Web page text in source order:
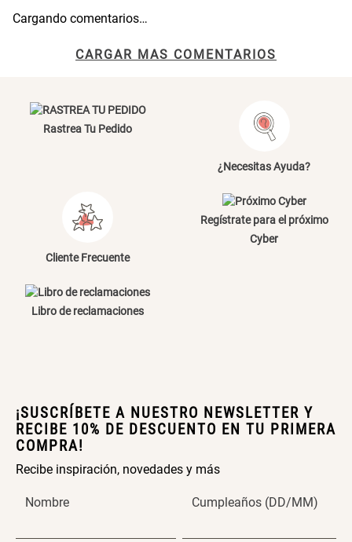
Cargando comentarios…
CARGAR MAS COMENTARIOS
Rastrea Tu Pedido
¿Necesitas Ayuda?
Cliente Frecuente
Regístrate para el próximo
Cyber
Libro de reclamaciones
¡SUSCRÍBETE A NUESTRO NEWSLETTER Y
RECIBE 10% DE DESCUENTO EN TU PRIMERA
COMPRA!
Recibe inspiración, novedades y más
Nombre Cumpleaños (DD/MM)
Papelero de Plástico Color 8 Lt